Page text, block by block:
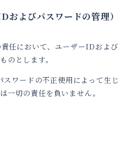
およびパスワードの管理）
任において、ユーザーIDおよび
のとします。
ワードの不正使用によって生じ
一切の責任を負いません。